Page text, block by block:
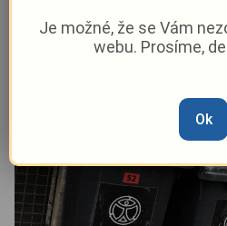
Marie Osvaldová –11. 11. 2025|
Je možné, že se Vám
webu. Prosíme,
Ok